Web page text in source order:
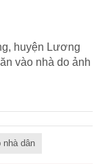
huyện Lương
vào nhà do ảnh
nhà dân